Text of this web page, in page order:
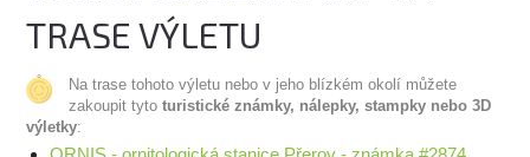
TRASE VÝLETU
Na trase tohoto výletu nebo v jeho blízkém okolí můžete
zakoupit tytoturistické známky, nálepky, stampky nebo 3D
výletky: